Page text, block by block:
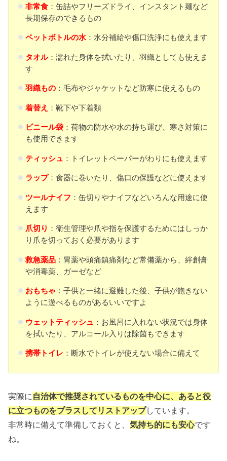
非常食：缶詰やフリーズドライ、インスタント麺など
長期保存のできるもの
ペットボトルの水：水分補給や傷口洗浄にも使えます
タオル：濡れた身体を拭いたり、羽織としても使えま
す
羽織もの：毛布やジャケットなど防寒に使えるもの
着替え ：靴下や下着類
ビニール袋：荷物の防水や水の持ち運び、寒さ対策に
も使用できます
ティッシュ ：トイレットペーパーがわりにも使えます
ラップ：食器に巻いたり、傷口の保護などに使えます
ツールナイフ ：缶切りやナイフなどいろんな用途に使
えます
爪切り ：衛生管理や爪や指を保護するためにはしっか
り爪を切っておく必要があります
救急薬品：胃薬や頭痛鎮痛剤など常備薬から、絆創膏
や消毒薬、ガーゼなど
おもちゃ ：子供と一緒に避難した後、子供が飽きない
ように遊べるものがあるいいですよ
ウェットティッシュ ：お風呂に入れない状況では身体
を拭いたり、アルコール入りは除菌もできます
携帯トイレ ：断水でトイレが使えない場合に備えて
実際に 自治体で推奨されているものを中心に、あると役
に立つものをプラスしてリストアップしています。
非常時に備えて準備しておくと、気持ち的にも安心です
ね。